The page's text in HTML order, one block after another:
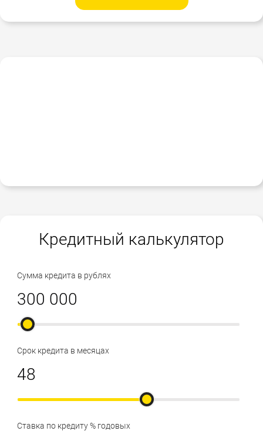
Кредитный калькулятор
Сумма кредита в рублях
Срок кредита в месяцах
Ставка по кредиту % годовых